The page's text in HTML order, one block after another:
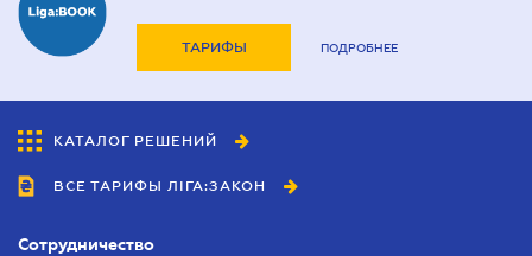
ТАРИФЫ ПОДРОБНЕЕ
КАТАЛОГ РЕШЕНИЙ
ВСЕ ТАРИФЫ ЛІГА:ЗАКОН
Сотрудничество